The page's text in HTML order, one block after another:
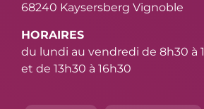
68240 Kaysersberg Vignoble
HORAIRES
du lundi au vendredi de 8h30 à
et de 13h30 à 16h30